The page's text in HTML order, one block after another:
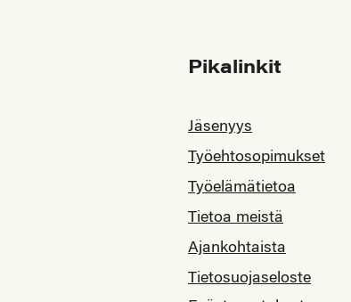
Pikalinkit
Jäsenyys
Työehtosopimukset
Työelämätietoa
Tietoa meistä
Ajankohtaista
Tietosuojaseloste